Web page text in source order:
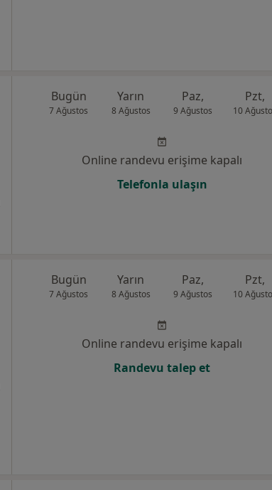
Bugün
7 Ağustos
Yarın
8 Ağustos
Paz,
9 Ağustos
Pzt,
10
Online randevu erişime kapalı
Telefonla ulaşın
Bugün
7 Ağustos
Yarın
8 Ağustos
Paz,
9 Ağustos
Pzt,
10
Online randevu erişime kapalı
Randevu talep et